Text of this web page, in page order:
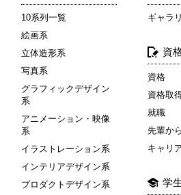
10系列一覧
絵画系
立体造形系
写真系
グラフィックデザイン
系
アニメーション・映像
系
イラストレーション系
インテリアデザイン系
プロダクトデザイン系
ギャラ
資
資格
資格取
就職
先輩か
キャリ
学